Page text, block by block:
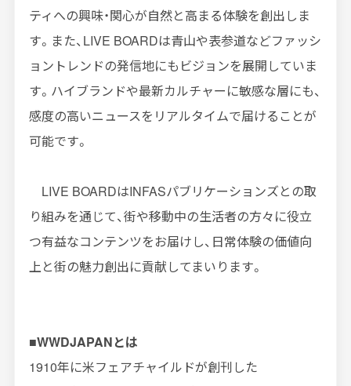
ティへの興味・関心が自然と高まる体験を創出しま
す。また、 LIVE BOARDは青山や表参道などファッシ
ョントレンドの発信地にもビジョンを展開していま
す。ハイブランドや最新カルチャーに敏感な層にも、
感度の高いニュースをリアルタイムで届けることが
可能です。
LIVE BOARDはINFASパブリケーションズとの取
り組みを通じて、街や移動中の生活者の方々に役立
つ有益なコンテンツをお届けし、日常体験の価値向
上と街の魅力創出に貢献してまいります。
■WWDJAPANとは
1910年に米フェアチャイルドが創刊した